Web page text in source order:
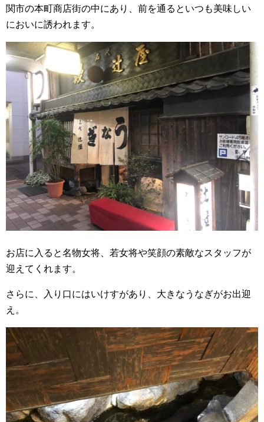
関市の本町商店街の中にあり、前を通るといつも美味しい
においに誘われます。
お店に入ると名物女将、若女将や笑顔の素敵なスタッフが
迎えてくれます。
さらに、入り口にはいけすがあり、大きなうなぎがお出迎
え。